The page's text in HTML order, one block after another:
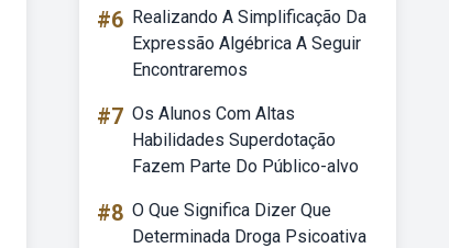
#6 Realizando A Simplificação Da
Expressão Algébrica A Seguir
Encontraremos
#7 Os Alunos Com Altas
Habilidades Superdotação
Fazem Parte Do Público-alvo
#8 O Que Significa Dizer Que
Determinada Droga Psicoativa